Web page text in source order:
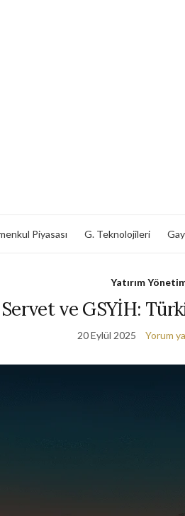
Piyasası G. Teknolojileri
Yatırım
Servet ve GSYİH:
20 Eylül 2025 Yorum